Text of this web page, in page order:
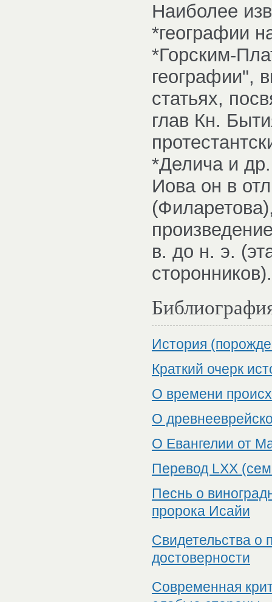
Наиболее
*географии
*Горским-
статьях,
глав Кн.
*Делича и
Иова он в
в. до н. э.
сторонников).
История
Краткий очерк
О времени
О
О Евангелии от
Перевод LXX
Песнь о
пророка Исайи
Свидетельства о
достоверности
Современная